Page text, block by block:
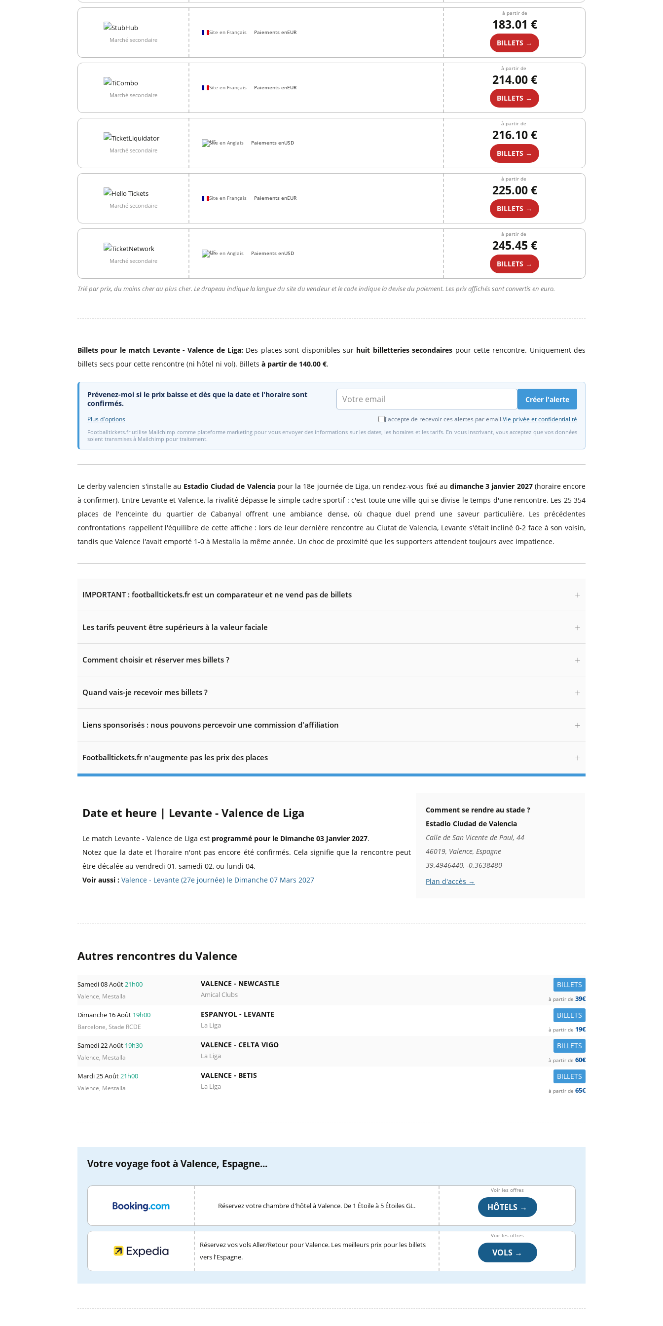
Marché secondaire
Site en Français Paiements enEUR
à partir de
183.01 €
BILLETS →
Marché secondaire
Site en Français Paiements enEUR
à partir de
214.00 €
BILLETS →
Marché secondaire
Site en Anglais Paiements enUSD
à partir de
216.10 €
BILLETS →
Marché secondaire
Site en Français Paiements enEUR
à partir de
225.00 €
BILLETS →
Marché secondaire
Site en Anglais Paiements enUSD
à partir de
245.45 €
BILLETS →
Trié par prix, du moins cher au plus cher. Le drapeau indique la langue du site du vendeur et le code indique la devise du paiement. Les prix affichés sont convertis en euro.
Billets pour le match Levante - Valence de Liga: Des places sont disponibles sur huit billetteries secondaires pour cette rencontre. Uniquement des
billets secs pour cette rencontre (ni hôtel ni vol). Billets à partir de 140.00 €.
Prévenez-moi si le prix baisse et dès que la date et l'horaire sont
confirmés.
Créer l'alerte
J'accepte de recevoir ces alertes par email.Vie privée et confidentialité
Plus d'options
Footballtickets.fr utilise Mailchimp comme plateforme marketing pour vous envoyer des informations sur les dates, les horaires et les tarifs. En vous inscrivant, vous acceptez que vos données
soient transmises à Mailchimp pour traitement.
Le derby valencien s'installe au Estadio Ciudad de Valenciapour la 18e journée de Liga, un rendez-vous fixé au dimanche 3 janvier 2027(horaire encore
à confirmer). Entre Levante et Valence, la rivalité dépasse le simple cadre sportif : c'est toute une ville qui se divise le temps d'une rencontre. Les 25 354
places de l'enceinte du quartier de Cabanyal offrent une ambiance dense, où chaque duel prend une saveur particulière. Les précédentes
confrontations rappellent l'équilibre de cette affiche : lors de leur dernière rencontre au Ciutat de Valencia, Levante s'était incliné 0-2 face à son voisin,
tandis que Valence l'avait emporté 1-0 à Mestalla la même année. Un choc de proximité que les supporters attendent toujours avec impatience.
IMPORTANT : footballtickets.fr est un comparateur et ne vend pas de billets
Les tarifs peuvent être supérieurs à la valeur faciale
Comment choisir et réserver mes billets ?
Quand vais-je recevoir mes billets ?
Liens sponsorisés : nous pouvons percevoir une commission d'affiliation
Footballtickets.fr n'augmente pas les prix des places
Date et heure | Levante - Valence de Liga
Le match Levante - Valence de Liga est programmé pour le Dimanche 03 Janvier 2027.
Notez que la date et l'horaire n'ont pas encore été confirmés. Cela signifie que la rencontre peut
être décalée au vendredi 01, samedi 02, ou lundi 04.
Voir aussi : Valence - Levante (27e journée) le Dimanche 07 Mars 2027
Comment se rendre au stade ?
Estadio Ciudad de Valencia
Calle de San Vicente de Paul, 44
46019, Valence, Espagne
39.4946440, -0.3638480
Plan d'accès →
Autres rencontres du Valence
Samedi 08 Août21h00
Valence, Mestalla
BILLETS
VALENCE - NEWCASTLE
Amical Clubs à partir de 39€
Dimanche 16 Août 19h00
Barcelone, Stade RCDE
BILLETS
ESPANYOL - LEVANTE
La Liga à partir de 19€
Samedi 22 Août 19h30
Valence, Mestalla
BILLETS
VALENCE - CELTA VIGO
La Liga à partir de 60€
Mardi 25 Août21h00
Valence, Mestalla
BILLETS
VALENCE - BETIS
La Liga à partir de 65€
Votre voyage foot à Valence, Espagne...
Réservez votre chambre d'hôtel à Valence. De 1 Étoile à 5 Étoiles GL.
Voir les offres
HÔTELS →
Réservez vos vols Aller/Retour pour Valence. Les meilleurs prix pour les billets
vers l'Espagne.
Voir les offres
VOLS →